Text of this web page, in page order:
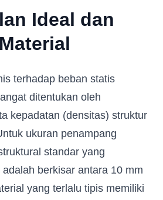
Ideal dan
terhadap beban statis
ditentukan oleh
kepadatan (densitas) struktur
ukuran penampang
standar yang
berkisar antara 10 mm
yang terlalu tipis memiliki